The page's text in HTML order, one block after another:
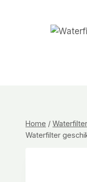
Home /
Waterfilter